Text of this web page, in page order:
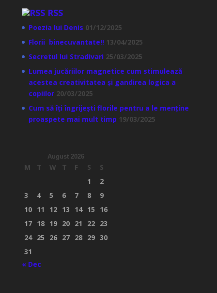
RSS
Poezia lui Denis 01/12/2025
Florii binecuvantate!! 13/04/2025
Secretul lui Stradivari 25/03/2025
Lumea jucăriilor magnetice cum stimulează
acestea creativitatea și gandirea logica a
copiilor 20/03/2025
Cum să îți îngrijești florile pentru a le menține
proaspete mai mult timp 19/03/2025
August 2026
M T W T F S
S
1
2
3
4 5 6 7 8
9
10 11 12 13 14 15
16
17 18 19 20 21 22 23
24 25 26 27 28 29 30
31
« Dec